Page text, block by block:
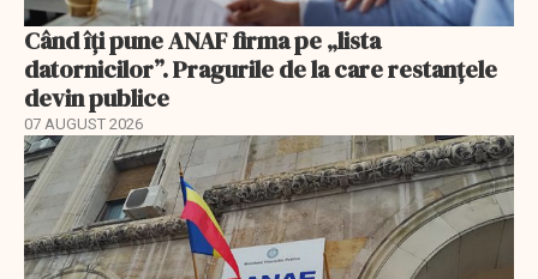
Când îți pune ANAF firma pe „lista
datornicilor”. Pragurile de la care restanțele
devin publice
07 AUGUST 2026